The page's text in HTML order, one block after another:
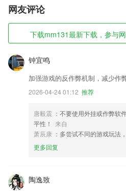
网友评论
下载mm131最新下载，参与
钟宜鸣
加强游戏的反作弊机制，减少作
2026-04-24 01:12 推荐
唐毅震 ：不要使用外挂或作弊软
平性！
来自
萧辰康 ：多尝试不同的游戏玩法
更多回复
陶逸致